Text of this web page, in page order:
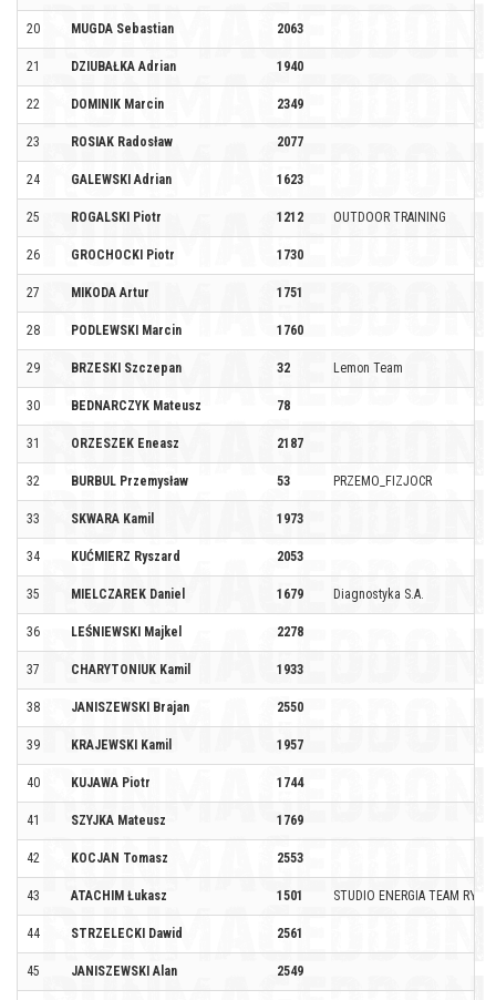
20 MUGDA Sebastian 2063
21 DZIUBAŁKA Adrian 1940
22 DOMINIK Marcin 2349
23 ROSIAK Radosław 2077
24 GALEWSKI Adrian 1623
25 ROGALSKI Piotr 1212 OUTDOOR TRAINING
26 GROCHOCKI Piotr 1730
27 MIKODA Artur 1751
28 PODLEWSKI Marcin 1760
29 BRZESKI Szczepan 32 Lemon Team
30 BEDNARCZYK Mateusz 78
31 ORZESZEK Eneasz 2187
32 BURBUL Przemysław 53 PRZEMO_FIZJOCR
33 SKWARA Kamil 1973
34 KUĆMIERZ Ryszard 2053
35 MIELCZAREK Daniel 1679 Diagnostyka S.A.
36 LEŚNIEWSKI Majkel 2278
37 CHARYTONIUK Kamil 1933
38 JANISZEWSKI Brajan 2550
39 KRAJEWSKI Kamil 1957
40 KUJAWA Piotr 1744
41 SZYJKA Mateusz 1769
42 KOCJAN Tomasz 2553
43 ATACHIM Łukasz 1501 STUDIO ENERGIA TEAM
44 STRZELECKI Dawid 2561
45 JANISZEWSKI Alan 2549